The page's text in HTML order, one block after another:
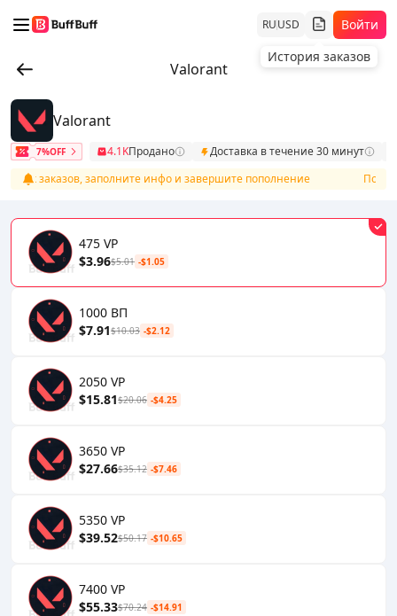
RUUSD
История заказов
Войти
Valorant
Valorant
7%OFF 4.1KПродано
Доставка в течение 30 минут
заказов, заполните инфо и завершите пополнение
После
475 VP
$3.96$5.01 -$1.05
1000 ВП
$7.91$10.03 -$2.12
2050 VP
$15.81$20.06 -$4.25
3650 VP
$27.66$35.12 -$7.46
5350 VP
$39.52$50.17 -$10.65
7400 VP
$55.33$70.24 -$14.91